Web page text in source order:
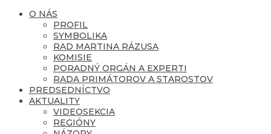
O NÁS
PROFIL
SYMBOLIKA
RAD MARTINA RÁZUSA
KOMISIE
PORADNÝ ORGÁN A EXPERTI
RADA PRIMÁTOROV A STAROSTOV
PREDSEDNÍCTVO
AKTUALITY
VIDEOSEKCIA
REGIÓNY